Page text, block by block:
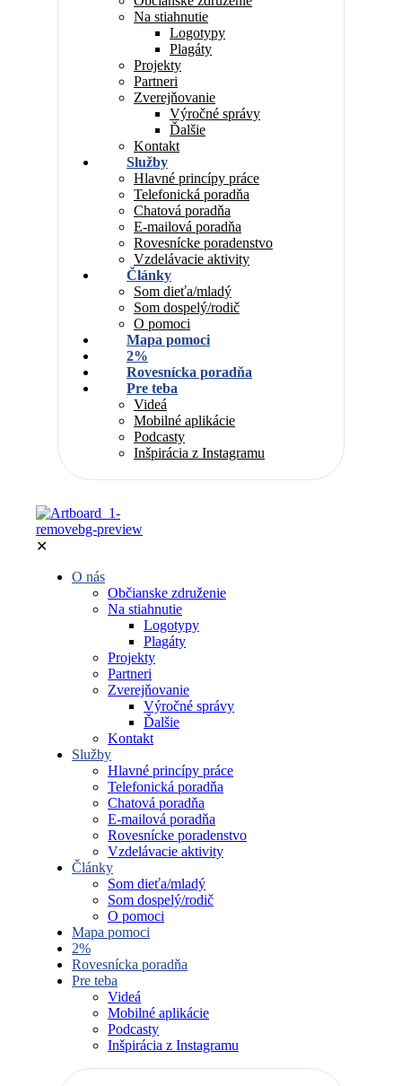
Na stiahnutie
Logotypy
Plagáty
Projekty
Partneri
Zverejňovanie
Výročné správy
Ďalšie
Kontakt
Služby
Hlavné princípy práce
Telefonická poradňa
Chatová poradňa
E-mailová poradňa
Rovesnícke poradenstvo
Vzdelávacie aktivity
Články
Som dieťa/mladý
Som dospelý/rodič
O pomoci
Mapa pomoci
2%
Rovesnícka poradňa
Pre teba
Videá
Mobilné aplikácie
Podcasty
Inšpirácia z Instagramu
✕
O nás
Občianske združenie
Na stiahnutie
Logotypy
Plagáty
Projekty
Partneri
Zverejňovanie
Výročné správy
Ďalšie
Kontakt
Služby
Hlavné princípy práce
Telefonická poradňa
Chatová poradňa
E-mailová poradňa
Rovesnícke poradenstvo
Vzdelávacie aktivity
Články
Som dieťa/mladý
Som dospelý/rodič
O pomoci
Mapa pomoci
2%
Rovesnícka poradňa
Pre teba
Videá
Mobilné aplikácie
Podcasty
Inšpirácia z Instagramu